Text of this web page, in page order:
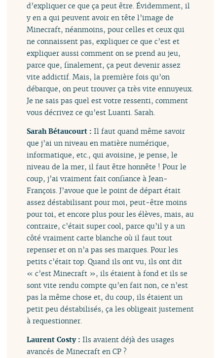
d’expliquer ce que ça peut être. Évidemment, il
y en a qui peuvent avoir en tête l’image de
Minecraft, néanmoins, pour celles et ceux qui
ne connaissent pas, expliquer ce que c’est et
expliquer aussi comment on se prend au jeu,
parce que, finalement, ça peut devenir assez
vite addictif. Mais, la première fois qu’on
débarque, on peut trouver ça très vite ennuyeux.
Je ne sais pas quel est votre ressenti, comment
vous décrivez ce qu’est Luanti. Sarah.
Sarah Bétaucourt :Il faut quand même savoir
que j’ai un niveau en matière numérique,
informatique, etc., qui avoisine, je pense, le
niveau de la mer, il faut être honnête ! Pour le
coup, j’ai vraiment fait confiance à Jean-
François. J’avoue que le point de départ était
assez déstabilisant pour moi, peut-être moins
pour toi, et encore plus pour les élèves, mais, au
contraire, c’était super cool, parce qu’il y a un
côté vraiment carte blanche où il faut tout
repenser et on n’a pas ses marques. Pour les
petits c’était top. Quand ils ont vu, ils ont dit
« c’est Minecraft », ils étaient à fond et ils se
sont vite rendu compte qu’en fait non, ce n’est
pas la même chose et, du coup, ils étaient un
petit peu déstabilisés, ça les obligeait justement
à requestionner.
Laurent Costy :Ils avaient déjà des usages
avancés de Minecraft en CP ?